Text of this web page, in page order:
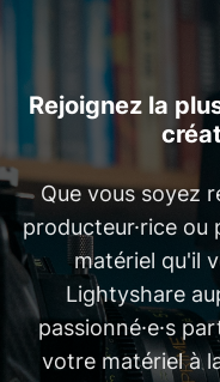
Rejoignez la
Que vous soyez
producteur·rice ou
matériel qu'il
Lightyshare
passionné·e·s
votre matériel à